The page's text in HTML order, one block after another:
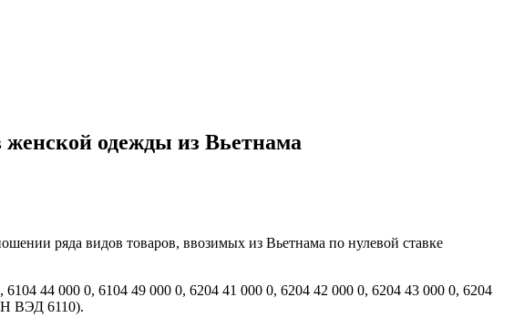
одежды из Вьетнама
ряда видов товаров, ввозимых из Вьетнама по нулевой ставке
44 000 0, 6104 49 000 0, 6204 41 000 0, 6204 42 000 0, 6204 43 000 0, 6204
ВЭД 6110).